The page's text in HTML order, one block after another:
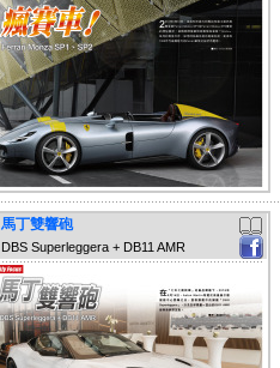
馬丁雙響砲
DBS Superleggera + DB11 AMR